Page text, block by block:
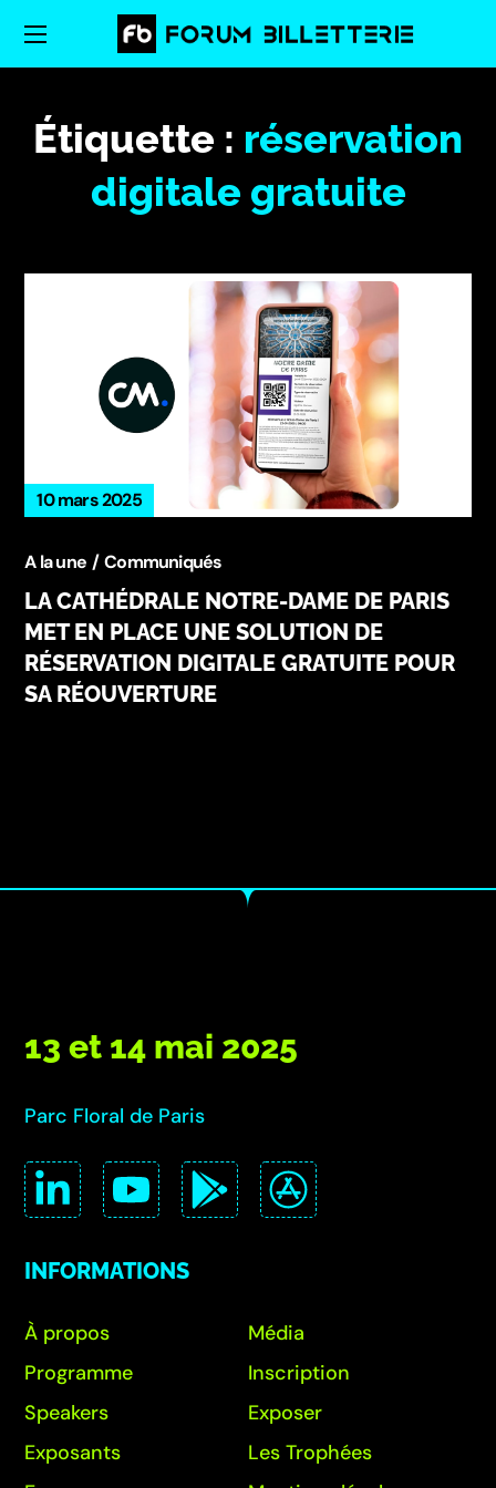
Étiquette : réservation
digitale gratuite
10 mars 2025
A la une Communiqués
LA CATHÉDRALE NOTRE-DAME DE PARIS
MET EN PLACE UNE SOLUTION DE
RÉSERVATION DIGITALE GRATUITE POUR
SA RÉOUVERTURE
13 et 14 mai 2025
Parc Floral de Paris
INFORMATIONS
À propos
Programme
Speakers
Exposants
Média
Inscription
Exposer
Les Trophées